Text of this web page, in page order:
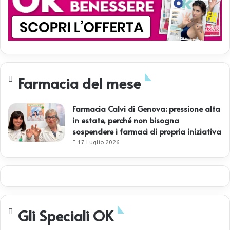
Farmacia del mese
Farmacia Calvi di Genova: pressione alta
in estate, perché non bisogna
sospendere i farmaci di propria iniziativa
17 Luglio 2026
Gli Speciali OK